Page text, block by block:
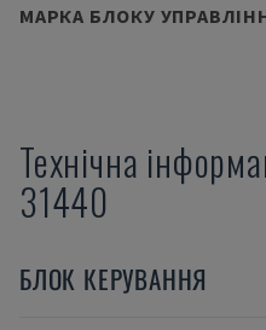
МАРКА БЛОКУ
Технічна
31440
БЛОК КЕРУВАННЯ